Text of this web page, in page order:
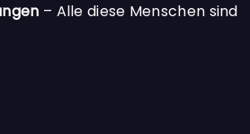
– Alle diese Menschen sind